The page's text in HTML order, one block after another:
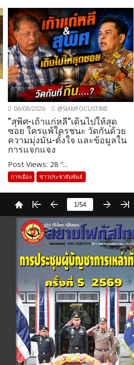
06/08/2026 @SIAMFOCUSTIME
”สุพิศ-เถ้าแก่หลี“เดินไปให้สุด
ซอย ใครแพ้ใครชนะ วัดกันด้วย
ความมุ่งมั่น-ตั้งใจ และข้อมูลใน
การแจกแจง
Post Views: 28 ”...
การเมือง ข่าวประชาสัมพันธ์